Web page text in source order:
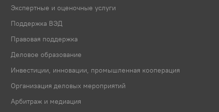
Экспертные и оценочные услуги
Поддержка ВЭД
Правовая поддержка
Деловое образование
Инвестиции, инновации, промышленная кооперация
Организация деловых мероприятий
Арбитраж и медиация